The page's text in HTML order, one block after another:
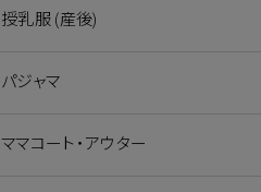
授乳服 (産後)
パジャマ
ママコート・アウター